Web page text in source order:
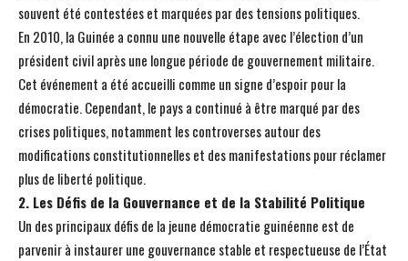
souvent été contestées et marquées par des tensions politiques.
En 2010, la Guinée a connu une nouvelle étape avec l’élection d’un
président civil après une longue période de gouvernement militaire.
Cet événement a été accueilli comme un signe d’espoir pour la
démocratie. Cependant, le pays a continué à être marqué par des
crises politiques, notamment les controverses autour des
modifications constitutionnelles et des manifestations pour réclamer
plus de liberté politique.
2. Les Défis de la Gouvernance et de la Stabilité Politique
Un des principaux défis de la jeune démocratie guinéenne est de
parvenir à instaurer une gouvernance stable et respectueuse de l’État